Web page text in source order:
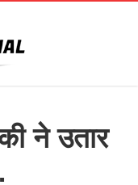
ने उतार